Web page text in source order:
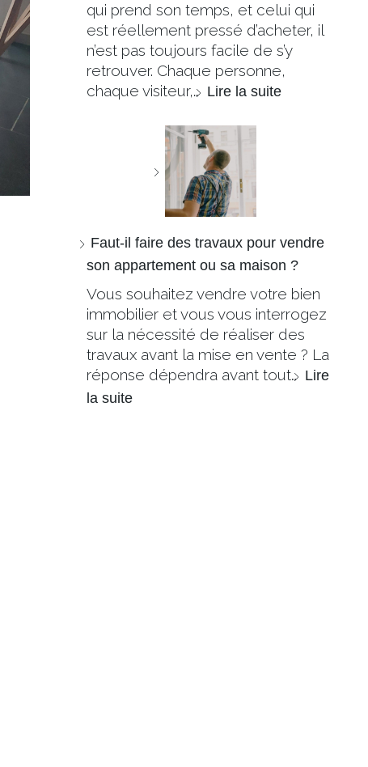
qui prend son temps, et celui qui
est réellement pressé d’acheter, il
n’est pas toujours facile de s’y
retrouver. Chaque personne,
chaque visiteur,… Lire la suite
Faut-il faire des travaux pour vendre
son appartement ou sa maison ?
Vous souhaitez vendre votre bien
immobilier et vous vous interrogez
sur la nécessité de réaliser des
travaux avant la mise en vente ? La
réponse dépendra avant tout… Lire
la suite